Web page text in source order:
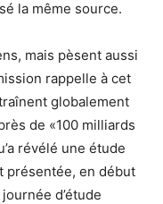
la même source.
mais pèsent aussi
rappelle à cet
globalement
de «100 milliards
révélé une étude
présentée, en début
d’étude